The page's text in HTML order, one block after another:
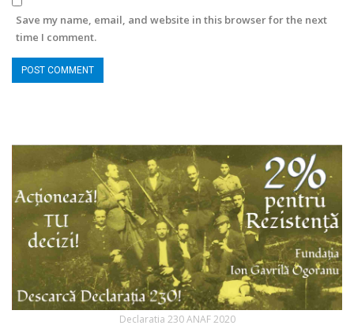
Save my name, email, and website in this browser for the next
time I comment.
Declaratia 230 ANAF 2020